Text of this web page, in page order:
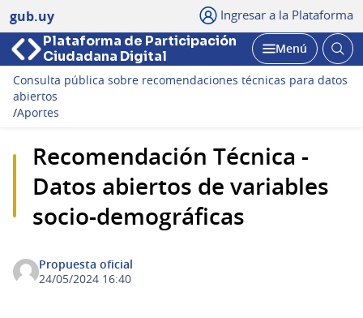
gub.uy Ingresar a la Plataforma
Plataforma de Participación
Ciudadana Digital
Abrir
Menú
Consulta pública sobre recomendaciones técnicas para datos
abiertos
/Aportes
Recomendación Técnica -
Datos abiertos de variables
socio-demográficas
Propuesta oficial
24/05/2024 16:40